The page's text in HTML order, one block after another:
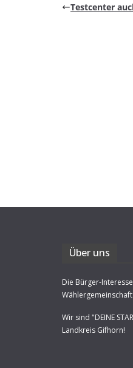
Test­cen­ter
Über uns
Die Bürger-
Wir sind "DEINE
Landkreis Gifhorn!